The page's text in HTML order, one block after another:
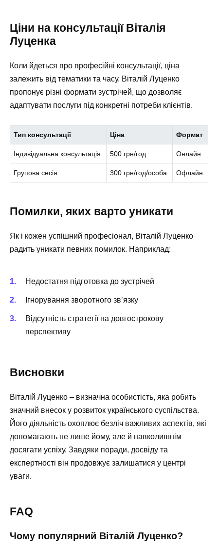
Ціни на консультації Віталія
Луценка
Коли йдеться про професійні консультації, ціна
залежить від тематики та часу. Віталій Луценко
пропонує різні формати зустрічей, що дозволяє
адаптувати послуги під конкретні потреби клієнтів.
Тип консультації Ціна Формат
Індивідуальна консультація 500 грн/год Онлайн
Групова сесія 300 грн/год/особа Офлайн
Помилки, яких варто уникати
Як і кожен успішний професіонал, Віталій Луценко
радить уникати певних помилок. Наприклад:
Недостатня підготовка до зустрічей
Ігнорування зворотного зв’язку
Відсутність стратегії на довгострокову
перспективу
Висновки
Віталій Луценко – визначна особистість, яка робить
значний внесок у розвиток українського суспільства.
Його діяльність охоплює безліч важливих аспектів, які
допомагають не лише йому, але й навколишнім
досягати успіху. Завдяки поради, досвіду та
експертності він продовжує залишатися у центрі
уваги.
FAQ
Чому популярний Віталій Луценко?